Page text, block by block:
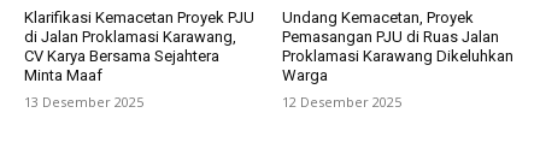
Klarifikasi Kemacetan Proyek PJU
di Jalan Proklamasi Karawang,
CV Karya Bersama Sejahtera
Minta Maaf
13 Desember 2025
Undang Kemacetan, Proyek
Pemasangan PJU di Ruas Jalan
Proklamasi Karawang Dikeluhkan
Warga
12 Desember 2025